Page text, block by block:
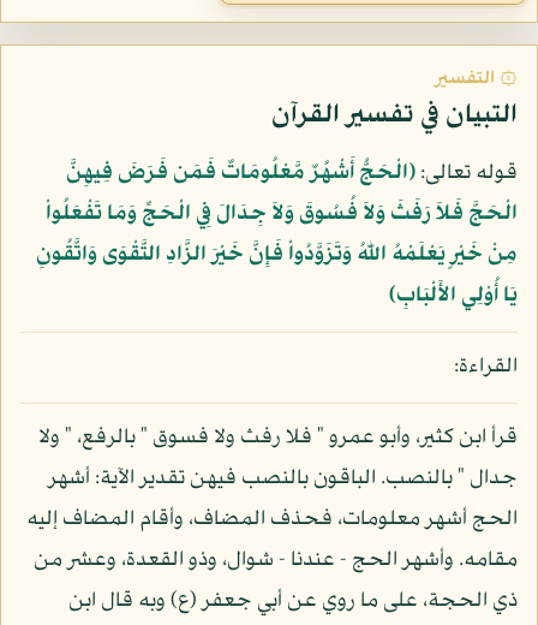
۞ التفسير
التبيان في تفسير القرآن
قوله تعالى:﴿الْحَجُّ أَشْهُرٌ مَّعْلُومَاتٌ فَمَن فَرَضَ فِيهِنَّ
الْحَجَّ فَلاَ رَفَثَ وَلاَ فُسُوقَ وَلاَ جِدَالَ فِي الْحَجِّ وَمَا تَفْعَلُواْ
مِنْ خَيْرٍ يَعْلَمْهُ اللّهُ وَتَزَوَّدُواْ فَإِنَّ خَيْرَ الزَّادِ التَّقْوَى وَاتَّقُونِ
يَا أُوْلِي الأَلْبَابِ﴾
القراءة:
قرأ ابن كثير، وأبو عمرو " فلا رفث ولا فسوق " بالرفع، " ولا
جدال " بالنصب. الباقون بالنصب فيهن تقدير الآية: أشهر
الحج أشهر معلومات، فحذف المضاف، وأقام المضاف إليه
مقامه. وأشهر الحج - عندنا - شوال، وذو القعدة، وعشر من
ذي الحجة، على ما روي عن أبي جعفر (ع) وبه قال ابن